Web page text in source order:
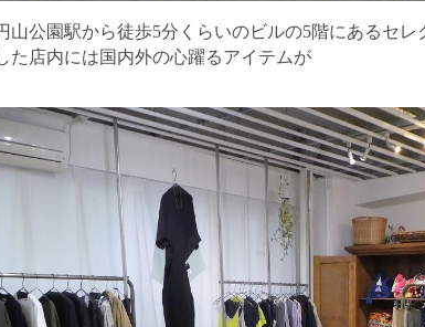
山公園駅から徒歩5分くらいのビルの5階にあるセレ
た店内には国内外の心躍るアイテムが